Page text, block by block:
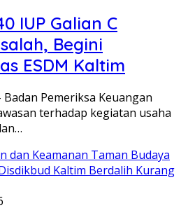
IUP Galian C
Begini
ESDM Kaltim
Badan Pemeriksa Keuangan
terhadap kegiatan usaha